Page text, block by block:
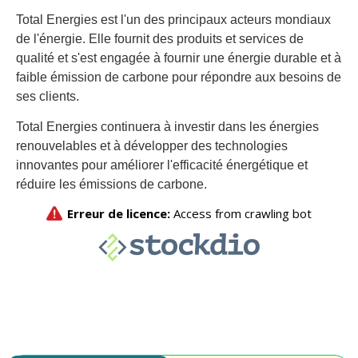
Total Energies est l'un des principaux acteurs mondiaux
de l'énergie. Elle fournit des produits et services de
qualité et s'est engagée à fournir une énergie durable et à
faible émission de carbone pour répondre aux besoins de
ses clients.
Total Energies continuera à investir dans les énergies
renouvelables et à développer des technologies
innovantes pour améliorer l'efficacité énergétique et
réduire les émissions de carbone.